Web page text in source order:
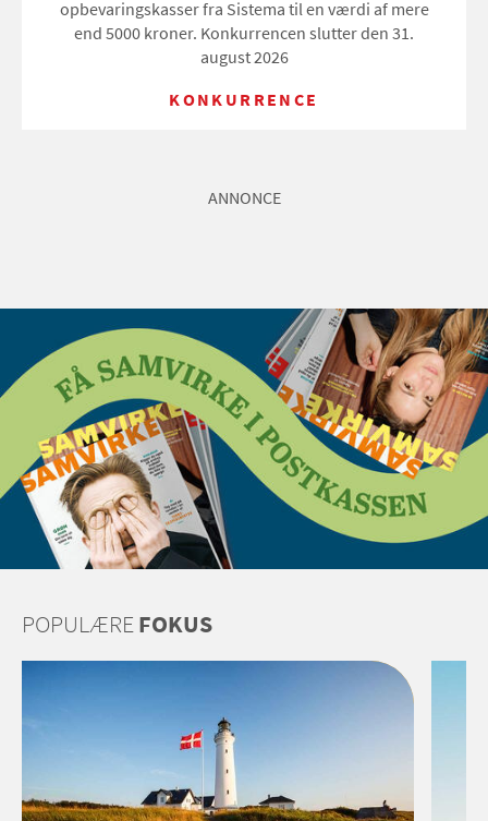
opbevaringskasser fra Sistema til en værdi af mere
end 5000 kroner. Konkurrencen slutter den 31.
august 2026
KONKURRENCE
ANNONCE
POPULÆREFOKUS